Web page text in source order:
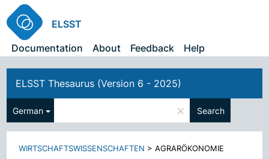
ELSST
Documentation
About Feedback Help
ELSST Thesaurus (Version 6 - 2025)
German × Search
WIRTSCHAFTSWISSENSCHAFTEN >AGRARÖKONOMIE